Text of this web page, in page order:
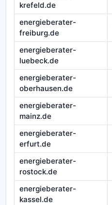
krefeld.de
energieberater-
freiburg.de
energieberater-
luebeck.de
energieberater-
oberhausen.de
energieberater-
mainz.de
energieberater-
erfurt.de
energieberater-
rostock.de
energieberater-
kassel.de